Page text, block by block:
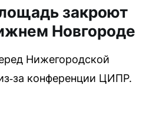
закроют
Новгороде
Нижегородской
конференции ЦИПР.